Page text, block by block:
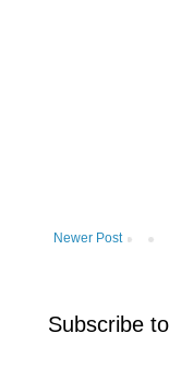
Newer Post
Subscribe